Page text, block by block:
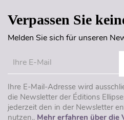
Verpassen Sie
Melden Sie sich für unseren
Ihre E-Mail-Adresse wird
die Newsletter der Éditions
jederzeit den in der Newsletter
nutzen.. Mehr erfahren über die